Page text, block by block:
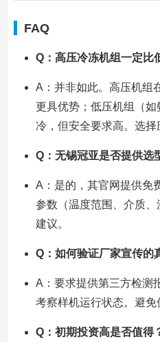
FAQ
Q：高压冷冻机组一定比
A：并非如此。高压机组
更具优势；低压机组（如
冷，但安全要求高。选择
Q：无锡冠亚是否提供选
A：是的，其官网提供免
参数（温度范围、介质
建议。
Q：如何验证厂家宣传的
A：要求提供第三方检测
考察样机运行状态。避免
Q：初期投资高是否值得